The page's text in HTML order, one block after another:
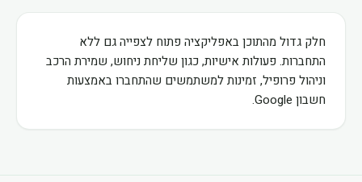
חלק גדול מהתוכן באפליקציה פתוח לצפייה גם ללא
התחברות. פעולות אישיות, כגון שליחת ניחוש, שמירת הרכב
וניהול פרופיל, זמינות למשתמשים שהתחברו באמצעות
חשבון Google.